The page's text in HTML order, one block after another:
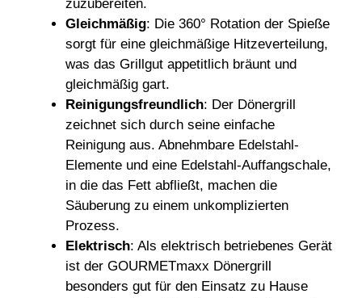
zuzubereiten.
Gleichmäßig: Die 360° Rotation der Spieße
sorgt für eine gleichmäßige Hitzeverteilung,
was das Grillgut appetitlich bräunt und
gleichmäßig gart.
Reinigungsfreundlich: Der Dönergrill
zeichnet sich durch seine einfache
Reinigung aus. Abnehmbare Edelstahl-
Elemente und eine Edelstahl-Auffangschale,
in die das Fett abfließt, machen die
Säuberung zu einem unkomplizierten
Prozess.
Elektrisch: Als elektrisch betriebenes Gerät
ist der GOURMETmaxx Dönergrill
besonders gut für den Einsatz zu Hause